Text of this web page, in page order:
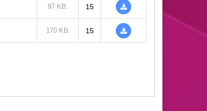
97 KB. 15
170 KB. 15